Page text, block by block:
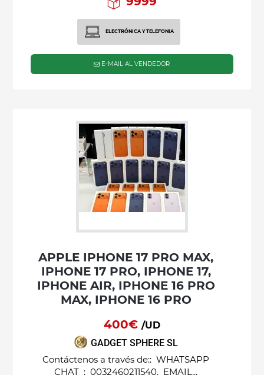
ELECTRÓNICA Y TELEFONIA
E-MAIL AL VENDEDOR
APPLE IPHONE 17 PRO MAX,
IPHONE 17 PRO, IPHONE 17,
IPHONE AIR, IPHONE 16 PRO
MAX, IPHONE 16 PRO
400€ /UD
GADGET SPHERE SL
Contáctenos a través de:: WHATSAPP
CHAT : 0032460211540, EMAIL...